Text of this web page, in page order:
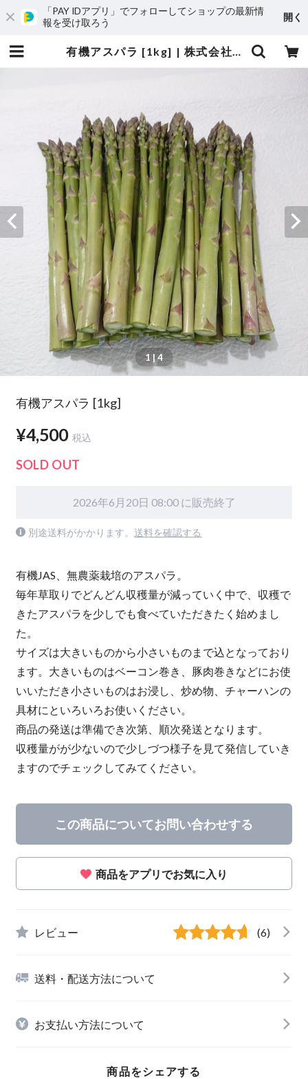
「PAY IDアプリ」でフォローしてショップの最新情
報を受け取ろう
開く
有機アスパラ [1kg] | 株式会社フラノフィールド
1 | 4
有機アスパラ [1kg]
¥4,500 税込
SOLD OUT
2026年6月20日 08:00 に販売終了
別途送料がかかります。 送料を確認する
有機JAS、無農薬栽培のアスパラ。
毎年草取りでどんどん収穫量が減っていく中で、収穫で
きたアスパラを少しでも食べていただきたく始めまし
た。
サイズは大きいものから小さいものまで込となっており
ます。大きいものはベーコン巻き、豚肉巻きなどにお使
いいただき小さいものはお浸し、炒め物、チャーハンの
具材にといろいろお使いください。
商品の発送は準備でき次第、順次発送となります。
収穫量がが少ないので少しづつ様子を見て発信していき
ますのでチェックしてみてください。
この商品についてお問い合わせする
商品をアプリでお気に入り
レビュー (6)
送料・配送方法について
お支払い方法について
商品をシェアする